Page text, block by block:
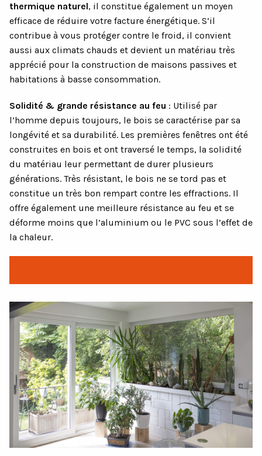
thermique naturel, il constitue également un moyen
efficace de réduire votre facture énergétique. S’il
contribue à vous protéger contre le froid, il convient
aussi aux climats chauds et devient un matériau très
apprécié pour la construction de maisons passives et
habitations à basse consommation.
Solidité & grande résistance au feu : Utilisé par
l’homme depuis toujours, le bois se caractérise par sa
longévité et sa durabilité. Les premières fenêtres ont été
construites en bois et ont traversé le temps, la solidité
du matériau leur permettant de durer plusieurs
générations. Très résistant, le bois ne se tord pas et
constitue un très bon rempart contre les effractions. Il
offre également une meilleure résistance au feu et se
déforme moins que l’aluminium ou le PVC sous l’effet de
la chaleur.